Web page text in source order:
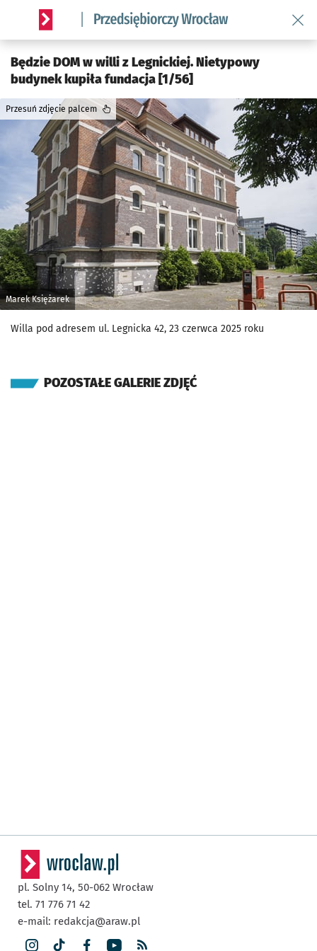
Serwis informacyjny wroclaw.pl podserwis: Strategia
Będzie DOM w willi z Legnickiej. Nietypowy
budynek kupiła fundacja [1/56]
Marek Księżarek
Przesuń zdjęcie palcem
Willa pod adresem ul. Legnicka 42, 23 czerwca 2025 roku
POZOSTAŁE GALERIE ZDJĘĆ
pl. Solny 14, 50-062 Wrocław
tel. 71 776 71 42
e-mail: redakcja@araw.pl